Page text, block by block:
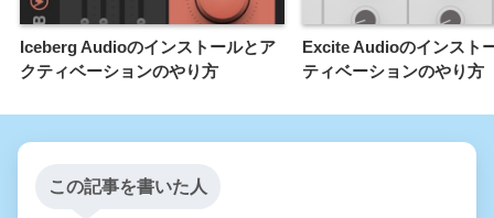
Iceberg Audioのインストールとア
クティベーションのやり方
Excite Audioのインスト
ティベーションのやり方
この記事を書いた人